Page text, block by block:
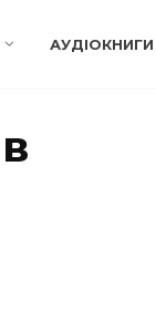
АУДІОКНИГИ